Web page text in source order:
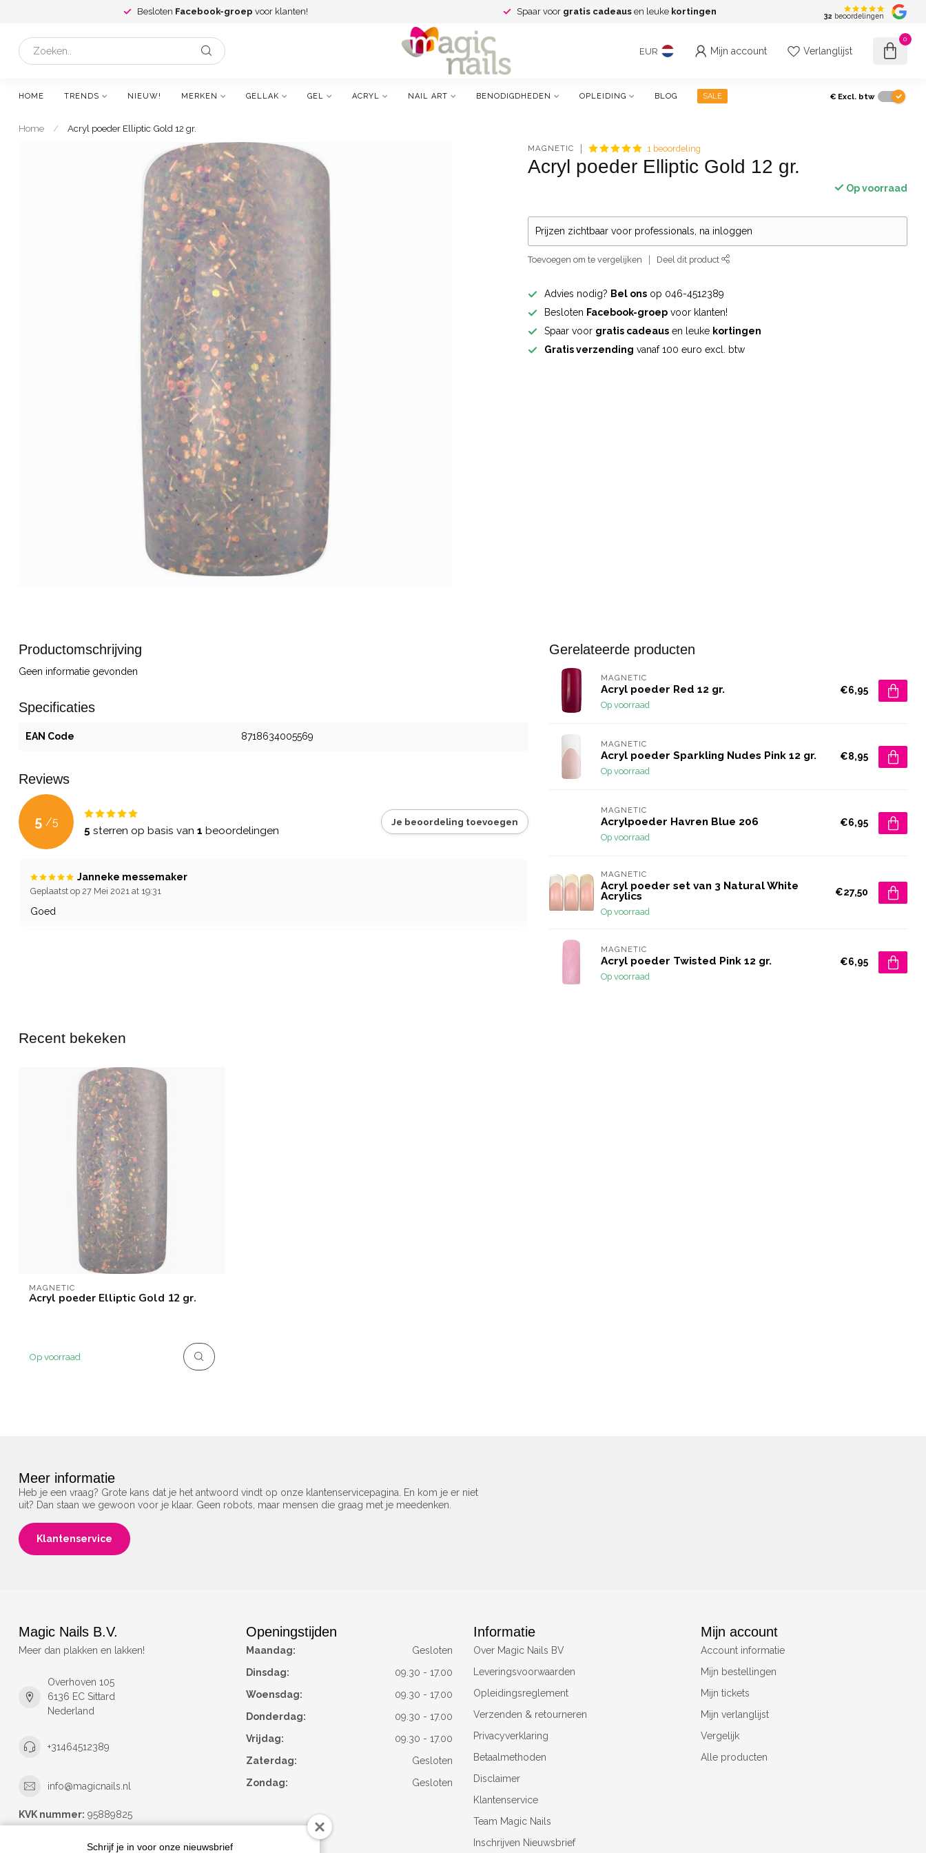
Besloten Facebook-groep voor klanten! Spaar voor gratis cadeaus en leuke kortingen 32 beoordelingen
EUR Mijn account Verlanglijst
0
HOME TRENDS NIEUW! MERKEN GELLAK GEL ACRYL NAIL ART BENODIGDHEDEN OPLEIDING BLOG SALE € Excl. btw
Home / Acryl poeder Elliptic Gold 12 gr.
MAGNETIC 1 beoordeling
Acryl poeder Elliptic Gold 12 gr.
Op voorraad
Prijzen zichtbaar voor professionals, na inloggen
Toevoegen om te vergelijken Deel dit product
Advies nodig? Bel ons op 046-4512389
Besloten Facebook-groep voor klanten!
Spaar voor gratis cadeaus en leuke kortingen
Gratis verzending vanaf 100 euro excl. btw
Productomschrijving
Geen informatie gevonden
Specificaties
EAN Code 8718634005569
Reviews
5 /5
5 sterren op basis van 1 beoordelingen
Je beoordeling toevoegen
Janneke messemaker
Geplaatst op 27 Mei 2021 at 19:31
Goed
Gerelateerde producten
MAGNETIC
Acryl poeder Red 12 gr.
Op voorraad
€6,95
MAGNETIC
Acryl poeder Sparkling Nudes Pink 12 gr.
Op voorraad
€8,95
MAGNETIC
Acrylpoeder Havren Blue 206
Op voorraad
€6,95
MAGNETIC
Acryl poeder set van 3 Natural White
Acrylics
Op voorraad
€27,50
MAGNETIC
Acryl poeder Twisted Pink 12 gr.
Op voorraad
€6,95
Recent bekeken
MAGNETIC
Acryl poeder Elliptic Gold 12 gr.
Op voorraad
Meer informatie
Heb je een vraag? Grote kans dat je het antwoord vindt op onze klantenservicepagina. En kom je er niet
uit? Dan staan we gewoon voor je klaar. Geen robots, maar mensen die graag met je meedenken.
Klantenservice
Magic Nails B.V.
Meer dan plakken en lakken!
Overhoven 105
6136 EC Sittard
Nederland
+31464512389
info@magicnails.nl
KVK nummer: 95889825
Openingstijden
Maandag:
Gesloten
Dinsdag:
09.30 - 17.00
Woensdag:
09.30 - 17.00
Donderdag:
09.30 - 17.00
Vrijdag:
09.30 - 17.00
Zaterdag:
Gesloten
Zondag:
Gesloten
Informatie
Over Magic Nails BV
Leveringsvoorwaarden
Opleidingsreglement
Verzenden & retourneren
Privacyverklaring
Betaalmethoden
Disclaimer
Klantenservice
Team Magic Nails
Inschrijven Nieuwsbrief
Mijn account
Account informatie
Mijn bestellingen
Mijn tickets
Mijn verlanglijst
Vergelijk
Alle producten
Schrijf je in voor onze nieuwsbrief